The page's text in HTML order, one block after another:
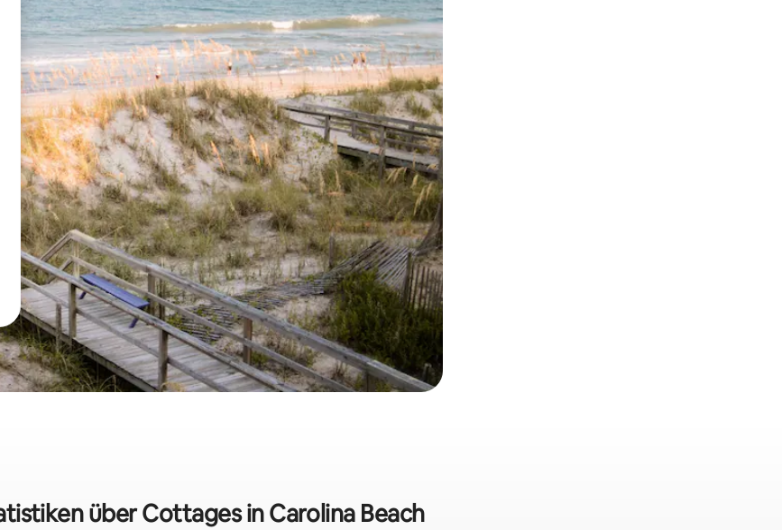
nach oben und unten oder erkunde die Ergebnisse durch Berühren oder Wischgesten.
über Cottages in Carolina Beach